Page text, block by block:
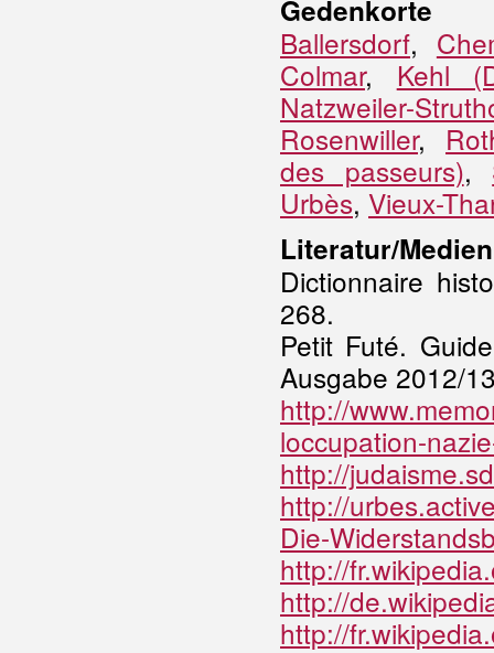
Gedenkorte
Ballersdorf,
Colmar, Kehl
Natzweiler-
Rosenwiller,
des passeurs),
Urbès, Vieux-
Literatur/Medien
Dictionnaire
268.
Petit Futé.
Ausgabe 2012/
http://
loccupation-
http://
http://
Die-
http://
http://
http://